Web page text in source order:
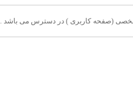
شخصی (صفحه کاربری ) در دسترس می باشد .